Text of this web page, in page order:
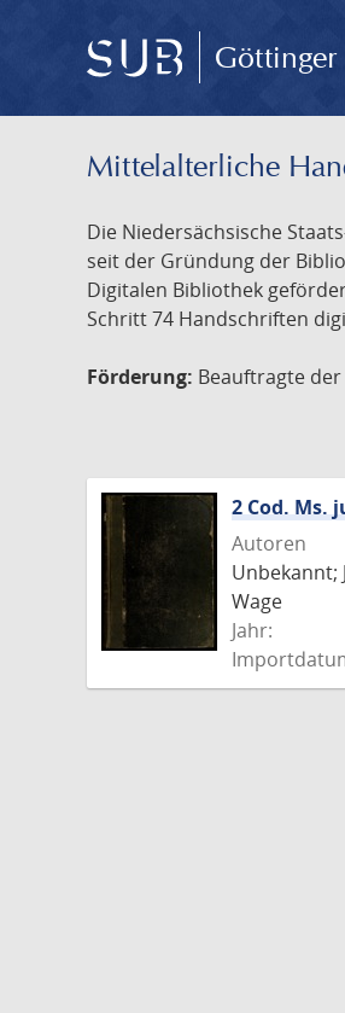
Göttinger
Mittelalterliche
Die Niedersächsische
seit der Gründung der
Digitalen Bibliothek
Schritt 74 Handschriften
Förderung: Beauftragte
2 Cod. Ms.
Autoren
Unbekannt;
Wage
Jahr: